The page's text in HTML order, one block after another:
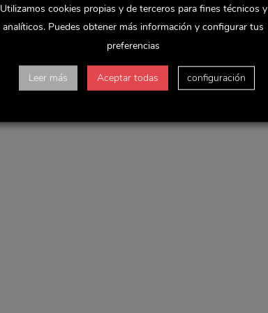
Utilizamos cookies propias y de terceros para fines técnicos y
analíticos. Puedes obtener más información y configurar tus
preferencias
Leer más Aceptar todas configuración